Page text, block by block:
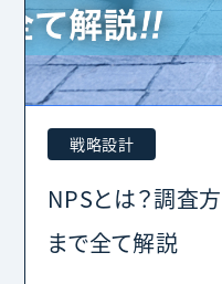
戦略設計
NPSとは？調査
まで全て解説